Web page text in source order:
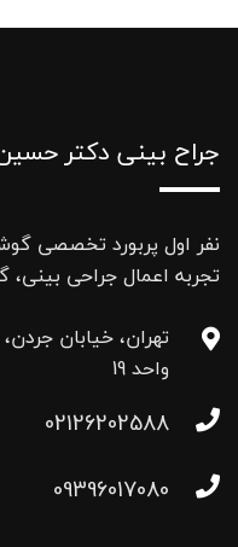
جراح بینی دکتر
تجربه اعمال جراحی
واحد 19
02126202588
09396017080